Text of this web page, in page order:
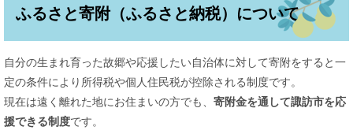
ふるさと寄附（ふるさと納税）について
自分の生まれ育った故郷や応援したい自治体に対して寄附をすると一
定の条件により所得税や個人住民税が控除される制度です。
現在は遠く離れた地にお住まいの方でも、 寄附金を通して諏訪市を応
援できる制度です。